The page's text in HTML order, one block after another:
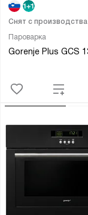
Пароварка
Gorenje Plus GCS
Снят с производства